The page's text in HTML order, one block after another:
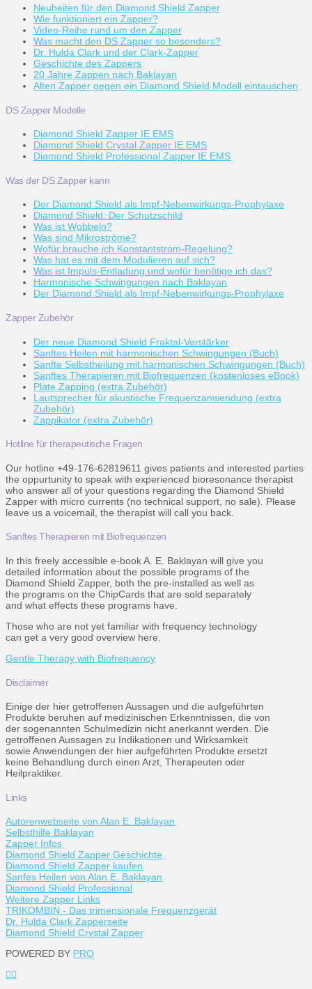
Neuheiten für den Diamond Shield Zapper
Wie funktioniert ein Zapper?
Video-Reihe rund um den Zapper
Was macht den DS Zapper so besonders?
Dr. Hulda Clark und der Clark-Zapper
Geschichte des Zappers
20 Jahre Zappen nach Baklayan
Alten Zapper gegen ein Diamond Shield Modell eintauschen
DS Zapper Modelle
Diamond Shield Zapper IE EMS
Diamond Shield Crystal Zapper IE EMS
Diamond Shield Professional Zapper IE EMS
Was der DS Zapper kann
Der Diamond Shield als Impf-Nebenwirkungs-Prophylaxe
Diamond Shield: Der Schutzschild
Was ist Wobbeln?
Was sind Mikroströme?
Wofür brauche ich Konstantstrom-Regelung?
Was hat es mit dem Modulieren auf sich?
Was ist Impuls-Entladung und wofür benötige ich das?
Harmonische Schwingungen nach Baklayan
Der Diamond Shield als Impf-Nebenwirkungs-Prophylaxe
Zapper Zubehör
Der neue Diamond Shield Fraktal-Verstärker
Sanftes Heilen mit harmonischen Schwingungen (Buch)
Sanfte Selbstheilung mit harmonischen Schwingungen (Buch)
Sanftes Therapieren mit Biofrequenzen (kostenloses eBook)
Plate Zapping (extra Zubehör)
Lautsprecher für akustische Frequenzanwendung (extra
Zubehör)
Zappikator (extra Zubehör)
Hotline für therapeutische Fragen
Our hotline +49-176-62819611 gives patients and interested parties
the oppurtunity to speak with experienced bioresonance therapist
who answer all of your questions regarding the Diamond Shield
Zapper with micro currents (no technical support, no sale). Please
leave us a voicemail, the therapist will call you back.
Sanftes Therapieren mit Biofrequenzen
In this freely accessible e-book A. E. Baklayan will give you
detailed information about the possible programs of the
Diamond Shield Zapper, both the pre-installed as well as
the programs on the ChipCards that are sold separately
and what effects these programs have.
Those who are not yet familiar with frequency technology
can get a very good overview here.
Gentle Therapy with Biofrequency
Disclaimer
Einige der hier getroffenen Aussagen und die aufgeführten
Produkte beruhen auf medizinischen Erkenntnissen, die von
der sogenannten Schulmedizin nicht anerkannt werden. Die
getroffenen Aussagen zu Indikationen und Wirksamkeit
sowie Anwendungen der hier aufgeführten Produkte ersetzt
keine Behandlung durch einen Arzt, Therapeuten oder
Heilpraktiker.
Links
Autorenwebseite von Alan E. Baklayan
Selbsthilfe Baklayan
Zapper Infos
Diamond Shield Zapper Geschichte
Diamond Shield Zapper kaufen
Sanfes Heilen von Alan E. Baklayan
Diamond Shield Professional
Weitere Zapper Links
TRIKOMBIN - Das trimensionale Frequenzgerät
Dr. Hulda Clark Zapperseite
Diamond Shield Crystal Zapper
POWERED BY PRO